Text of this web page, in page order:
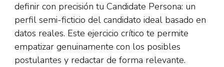
definir con precisión tu Candidate Persona: un
perfil semi-ficticio del candidato ideal basado en
datos reales. Este ejercicio crítico te permite
empatizar genuinamente con los posibles
postulantes y redactar de forma relevante.​